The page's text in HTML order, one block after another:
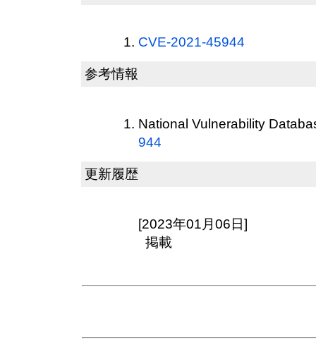
CVE-2021-45944
参考情報
National Vulnerability
944
更新履歴
[2023年01月06日]
掲載